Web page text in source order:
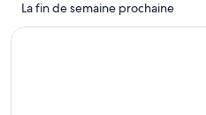
–
Consulter
prix
à
Waitomo
Caves
La fin de semaine prochaine